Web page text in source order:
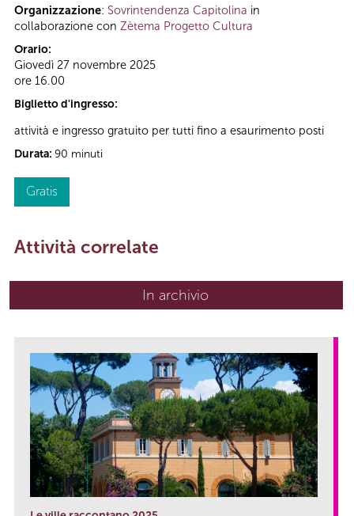
Organizzazione: Sovrintendenza Capitolina in
collaborazione con Zètema Progetto Cultura
Orario:
Giovedì 27 novembre 2025
ore 16.00
Biglietto d'ingresso:
attività e ingresso gratuito per tutti fino a esaurimento posti
Durata: 90 minuti
Gratis
Attività correlate
In archivio